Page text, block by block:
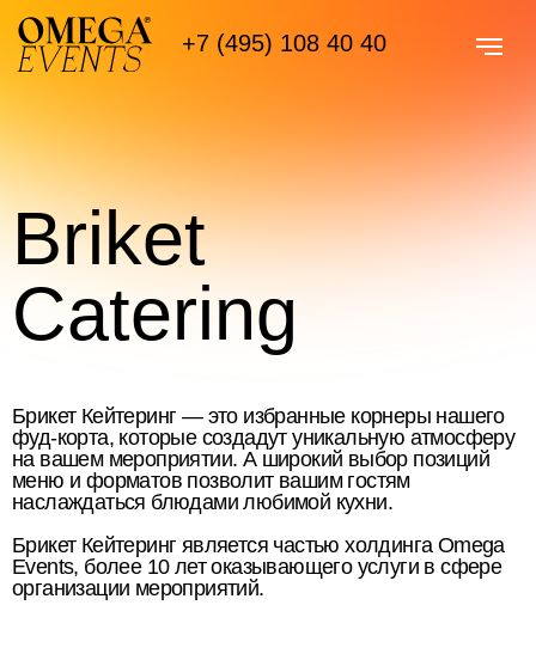
+7 (495) 108 40 40
Briket
Catering
Брикет Кейтеринг — это избранные корнеры нашего
фуд-корта, которые создадут уникальную атмосферу
на вашем мероприятии. А широкий выбор позиций
меню и форматов позволит вашим гостям
наслаждаться блюдами любимой кухни.
Брикет Кейтеринг является частью холдинга Omega
Events, более 10 лет оказывающего услуги в сфере
организации мероприятий.